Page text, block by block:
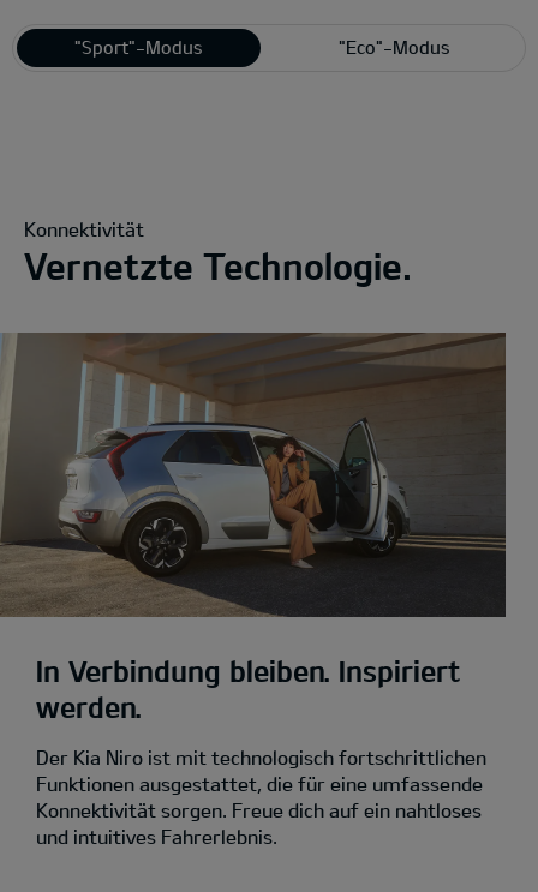
"Sport"-Modus "Eco"-Modus
Konnektivität
Vernetzte Technologie.
In Verbindung bleiben. Inspiriert
werden.
Der Kia Niro ist mit technologisch fortschrittlichen
Funktionen ausgestattet, die für eine umfassende
Konnektivität sorgen. Freue dich auf ein nahtloses
und intuitives Fahrerlebnis.